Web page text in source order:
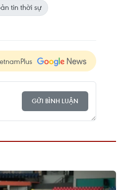
tin thời sự
GỬI BÌNH LUẬN